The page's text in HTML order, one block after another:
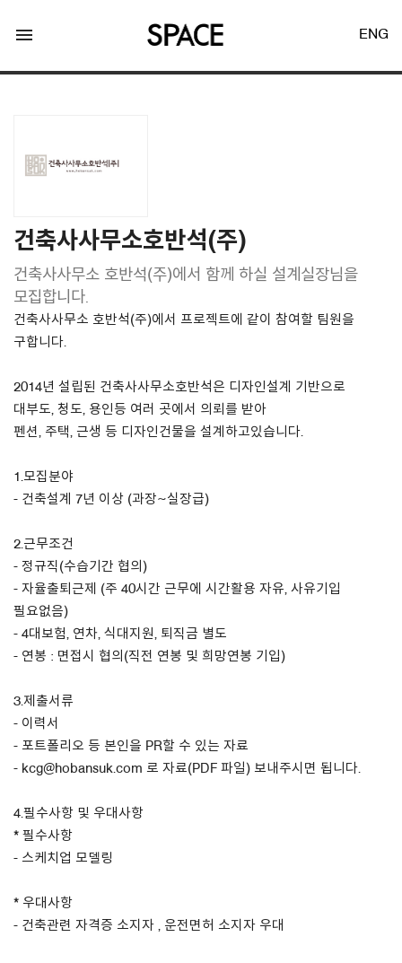
Facebook Login
Customer Service
Article Proposals
menu ENG
건축사사무소호반석(주)
건축사사무소 호반석(주)에서 함께 하실 설계실장님을
모집합니다.
건축사사무소 호반석(주)에서 프로젝트에 같이 참여할 팀원을
구합니다.
2014년 설립된 건축사사무소호반석은 디자인설계 기반으로
대부도, 청도, 용인등 여러 곳에서 의뢰를 받아
펜션, 주택, 근생 등 디자인건물을 설계하고있습니다.
1.모집분야
- 건축설계 7년 이상 (과장~실장급)
2.근무조건
- 정규직(수습기간 협의)
- 자율출퇴근제 (주 40시간 근무에 시간활용 자유, 사유기입
필요없음)
- 4대보험, 연차, 식대지원, 퇴직금 별도
- 연봉 : 면접시 협의(직전 연봉 및 희망연봉 기입)
3.제출서류
- 이력서
- 포트폴리오 등 본인을 PR할 수 있는 자료
- kcg@hobansuk.com 로 자료(PDF 파일) 보내주시면 됩니다.
4.필수사항 및 우대사항
* 필수사항
- 스케치업 모델링
* 우대사항
- 건축관련 자격증 소지자 , 운전면허 소지자 우대